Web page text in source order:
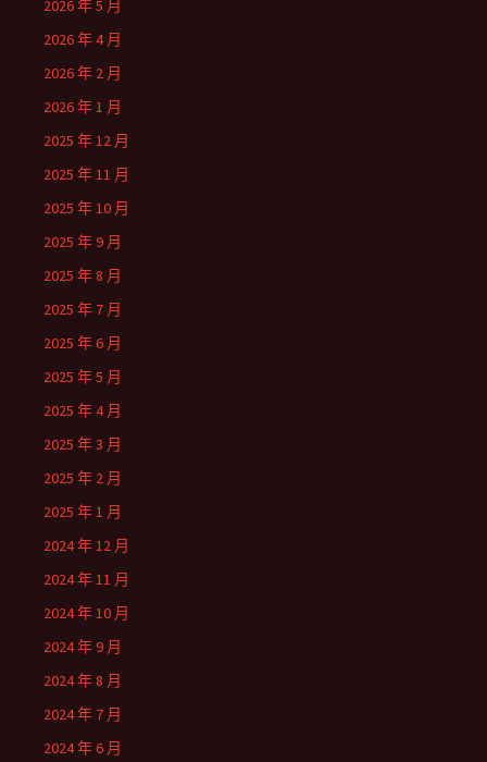
2026 年 5 月
2026 年 4 月
2026 年 2 月
2026 年 1 月
2025 年 12 月
2025 年 11 月
2025 年 10 月
2025 年 9 月
2025 年 8 月
2025 年 7 月
2025 年 6 月
2025 年 5 月
2025 年 4 月
2025 年 3 月
2025 年 2 月
2025 年 1 月
2024 年 12 月
2024 年 11 月
2024 年 10 月
2024 年 9 月
2024 年 8 月
2024 年 7 月
2024 年 6 月